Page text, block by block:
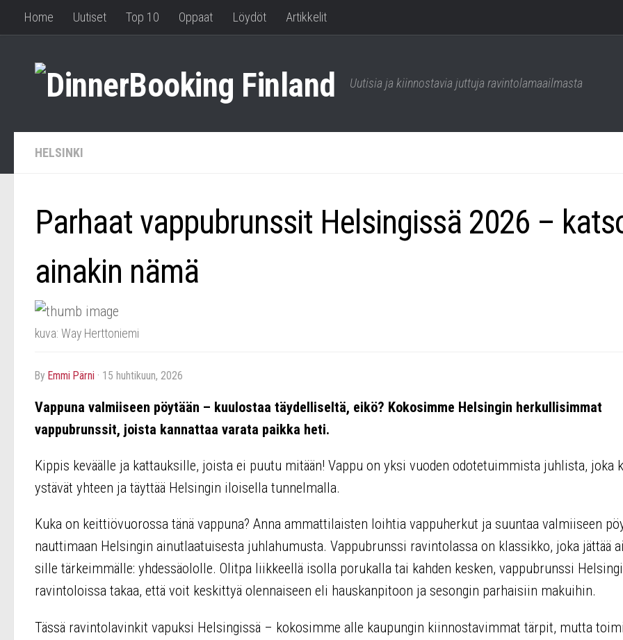
Home Uutiset Top 10 Oppaat Löydöt Artikkelit
Uutisia ja kiinnostavia juttuja ravintolamaailmasta
HELSINKI
Parhaat vappubrunssit Helsingissä 2026 –
ainakin nämä
kuva: Way Herttoniemi
by Emmi Pärni · 15 huhtikuun, 2026
Vappuna valmiiseen pöytään – kuulostaa täydelliseltä, eikö? Kokosimme Helsingin herkullisimmat
vappubrunssit, joista kannattaa varata paikka heti.
Kippis keväälle ja kattauksille, joista ei puutu mitään! Vappu on yksi vuoden odotetuimmista juhlista, joka
ystävät yhteen ja täyttää Helsingin iloisella tunnelmalla.
Kuka on keittiövuorossa tänä vappuna? Anna ammattilaisten loihtia vappuherkut ja suuntaa valmiiseen
nauttimaan Helsingin ainutlaatuisesta juhlahumusta. Vappubrunssi ravintolassa on klassikko, joka jättää
sille tärkeimmälle: yhdessäololle. Olitpa liikkeellä isolla porukalla tai kahden kesken, vappubrunssi
ravintoloissa takaa, että voit keskittyä olennaiseen eli hauskanpitoon ja sesongin parhaisiin makuihin.
Tässä ravintolavinkit vapuksi Helsingissä – kokosimme alle kaupungin kiinnostavimmat tärpit, mutta toimi